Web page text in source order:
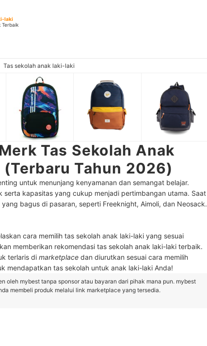
laki
Terbaik
Tas sekolah anak laki-laki
Tas Sekolah Anak
Tahun 2026)
untuk menunjang kenyamanan dan semangat belajar.
serta kapasitas yang cukup menjadi pertimbangan utama. Saat
bagus di pasaran, seperti Freeknight, Aimoli, dan Neosack.
cara memilih tas sekolah anak laki-laki yang sesuai
memberikan rekomendasi tas sekolah anak laki-laki terbaik.
terlaris di marketplace dan diurutkan sesuai cara memilih
mendapatkan tas sekolah untuk anak laki-laki Anda!
oleh mybest tanpa sponsor atau bayaran dari pihak mana pun. mybest
membeli produk melalui link marketplace yang tersedia.